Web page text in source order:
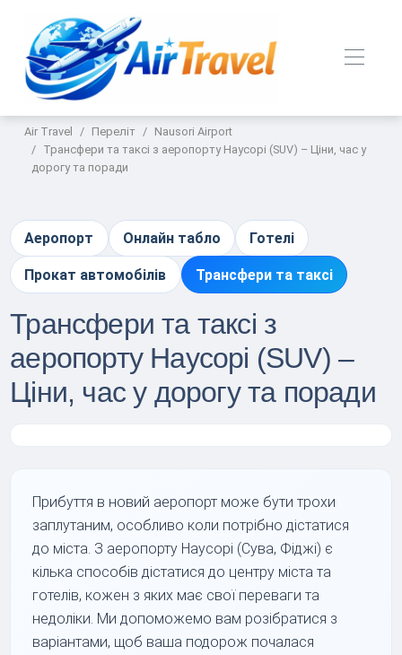
Air Travel Переліт
Nausori Airport
Трансфери та таксі з аеропорту Наусорі (SUV) – Ціни, час у
дорогу та поради
Аеропорт Онлайн табло Готелі
Прокат автомобілів Трансфери та таксі
Трансфери та таксі з
аеропорту Наусорі (SUV) –
Ціни, час у дорогу та поради
Прибуття в новий аеропорт може бути трохи
заплутаним, особливо коли потрібно дістатися
до міста. З аеропорту Наусорі (Сува, Фіджі) є
кілька способів дістатися до центру міста та
готелів, кожен з яких має свої переваги та
недоліки. Ми допоможемо вам розібратися з
варіантами, щоб ваша подорож почалася